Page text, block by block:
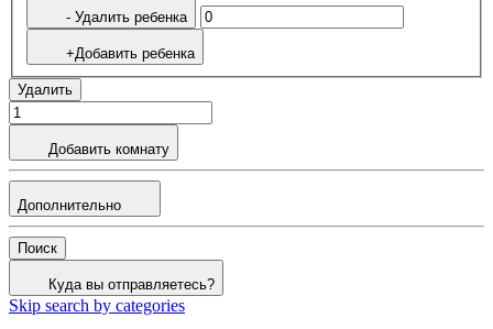
- Удалить ребенка
+Добавить ребенка
Удалить
Добавить комнату
Дополнительно
Поиск
Куда вы отправляетесь?
Skip search by categories